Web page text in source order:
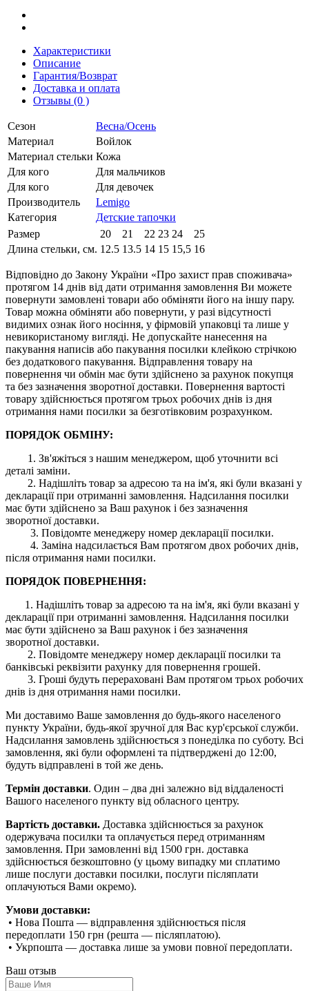
Характеристики
Описание
Гарантия/Возврат
Доставка и оплата
Отзывы (0 )
Сезон
Весна/Осень
Материал
Войлок
Материал стельки Кожа
Для кого
Для мальчиков
Для кого
Для девочек
Производитель
Lemigo
Категория
Детские тапочки
Размер
20 21 22 23 24
25
Длина стельки, см. 12.5 13.5 14 15 15,5 16
Відповідно до Закону України «Про захист прав споживача»
протягом 14 днів від дати отримання замовлення Ви можете
повернути замовлені товари або обміняти його на іншу пару.
Товар можна обміняти або повернути, у разі відсутності
видимих ​​ознак його носіння, у фірмовій упаковці та лише у
невикористаному вигляді. Не допускайте нанесення на
пакування написів або пакування посилки клейкою стрічкою
без додаткового пакування. Відправлення товару на
повернення чи обмін має бути здійснено за рахунок покупця
та без зазначення зворотної доставки. Повернення вартості
товару здійснюється протягом трьох робочих днів із дня
отримання нами посилки за безготівковим розрахунком.
ПОРЯДОК ОБМІНУ:
1. Зв'яжіться з нашим менеджером, щоб уточнити всі
деталі заміни.
2. Надішліть товар за адресою та на ім'я, які були вказані у
декларації при отриманні замовлення. Надсилання посилки
має бути здійснено за Ваш рахунок і без зазначення
зворотної доставки.
3. Повідомте менеджеру номер декларації посилки.
4. Заміна надсилається Вам протягом двох робочих днів,
після отримання нами посилки.
ПОРЯДОК ПОВЕРНЕННЯ:
1. Надішліть товар за адресою та на ім'я, які були вказані у
декларації при отриманні замовлення. Надсилання посилки
має бути здійснено за Ваш рахунок і без зазначення
зворотної доставки.
2. Повідомте менеджеру номер декларації посилки та
банківські реквізити рахунку для повернення грошей.
3. Гроші будуть перераховані Вам протягом трьох робочих
днів із дня отримання нами посилки.
Ми доставимо Ваше замовлення до будь-якого населеного
пункту України, будь-якої зручної для Вас кур'єрської служби.
Надсилання замовлень здійснюється з понеділка по суботу. Всі
замовлення, які були оформлені та підтверджені до 12:00,
будуть відправлені в той же день.
Термін доставки. Один – два дні залежно від віддаленості
Вашого населеного пункту від обласного центру.
Вартість доставки. Доставка здійснюється за рахунок
одержувача посилки та оплачується перед отриманням
замовлення. При замовленні від 1500 грн. доставка
здійснюється безкоштовно (у цьому випадку ми сплатимо
лише послуги доставки посилки, послуги післяплати
оплачуються Вами окремо).
Умови доставки:
• Нова Пошта — відправлення здійснюється після
передоплати 150 грн (решта — післяплатою).
• Укрпошта — доставка лише за умови повної передоплати.
Ваш отзыв